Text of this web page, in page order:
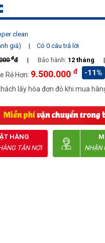
clean
giá)
|
Có 0 câu trả lời
đđ | Bảo hành: 12 tháng |
Rẻ Hơn: 9.500.000 đ -11%
lấy hóa đơn đỏ khi mua
HÀNG
TẬN NƠI
NHẬN